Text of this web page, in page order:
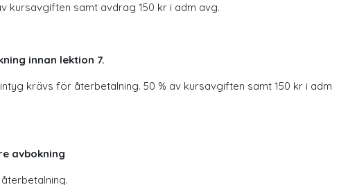
kursavgiften samt avdrag 150 kr i adm avg.
innan lektion 7.
krävs för återbetalning. 50 % av kursavgiften samt 150 kr i adm
avbokning